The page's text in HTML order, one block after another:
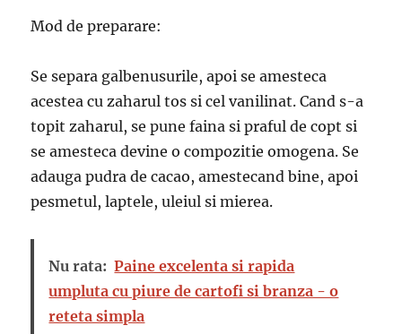
Mod de preparare:
Se separa galbenusurile, apoi se amesteca
acestea cu zaharul tos si cel vanilinat. Cand s-a
topit zaharul, se pune faina si praful de copt si
se amesteca devine o compozitie omogena. Se
adauga pudra de cacao, amestecand bine, apoi
pesmetul, laptele, uleiul si mierea.
Nu rata: Paine excelenta si rapida
umpluta cu piure de cartofi si branza - o
reteta simpla